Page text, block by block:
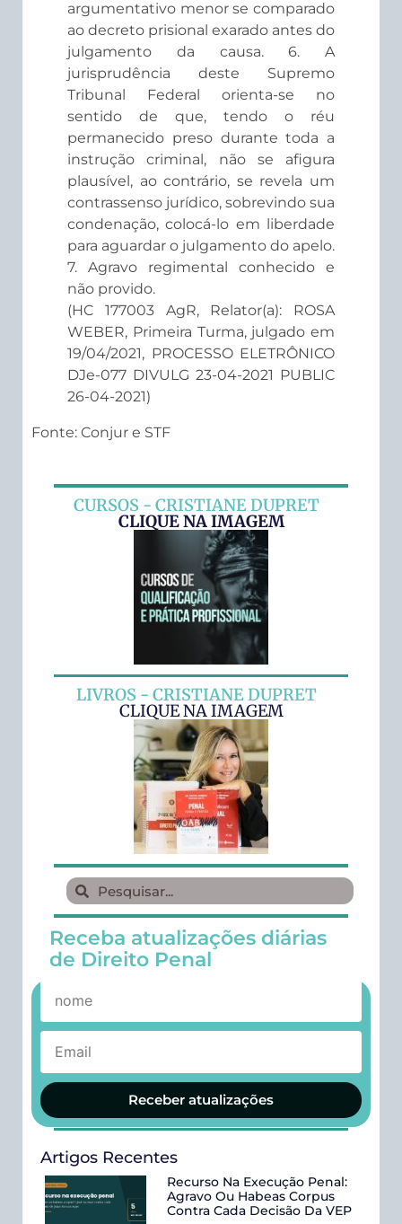
argumentativo menor se comparado
ao decreto prisional exarado antes do
julgamento da causa. 6. A
jurisprudência deste Supremo
Tribunal Federal orienta-se no
sentido de que, tendo o réu
permanecido preso durante toda a
instrução criminal, não se afigura
plausível, ao contrário, se revela um
contrassenso jurídico, sobrevindo sua
condenação, colocá-lo em liberdade
para aguardar o julgamento do apelo.
7. Agravo regimental conhecido e
não provido.
(HC 177003 AgR, Relator(a): ROSA
WEBER, Primeira Turma, julgado em
19/04/2021, PROCESSO ELETRÔNICO
DJe-077 DIVULG 23-04-2021 PUBLIC
26-04-2021)
Fonte: Conjur e STF
CURSOS - CRISTIANE DUPRET
CLIQUE NA IMAGEM
LIVROS - CRISTIANE DUPRET
CLIQUE NA IMAGEM
Receba atualizações diárias
de Direito Penal
Receber atualizações
Artigos Recentes
Recurso Na Execução Penal:
Agravo Ou Habeas Corpus
Contra Cada Decisão Da VEP